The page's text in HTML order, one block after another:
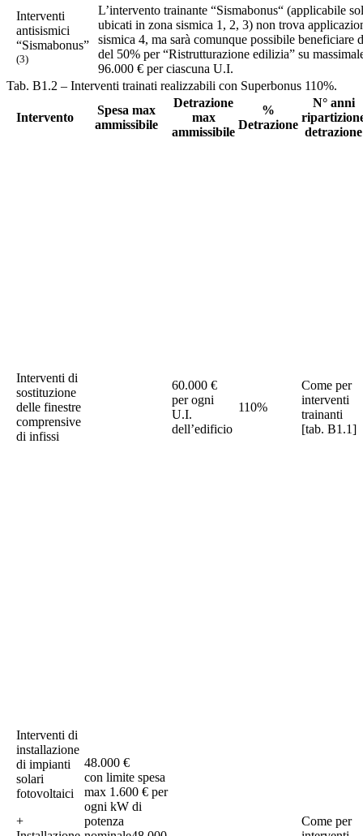
Interventi
antisismici
“Sismabonus”
(3)
L’intervento trainante “Sismabonus“ (applicabile
ubicati in zona sismica 1, 2, 3) non trova
sismica 4, ma sarà comunque possibile beneficiare
del 50% per “Ristrutturazione edilizia” su
96.000 € per ciascuna U.I.
Tab. B1.2 – Interventi trainati realizzabili con Superbonus 110%.
Intervento
Spesa max
ammissibile
Detrazione
max
ammissibile
%
Detrazione
N° anni
detrazione
Interventi di
sostituzione
delle finestre
comprensive
di infissi
60.000 €
per ogni
U.I.
dell’edificio
110%
Come per
interventi
trainanti
[tab. B1.1]
Interventi di
installazione
di impianti
solari
fotovoltaici
+
48.000 €
con limite spesa
max 1.600 € per
ogni kW di
potenza
Come per